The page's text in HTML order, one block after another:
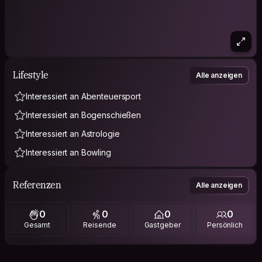
Lifestyle Alle anzeigen
Interessiert an Abenteuersport
Interessiert an Bogenschießen
Interessiert an Astrologie
Interessiert an Bowling
Referenzen Alle anzeigen
0
Gesamt
0
Reisende
0
Gastgeber
0
Persönlich